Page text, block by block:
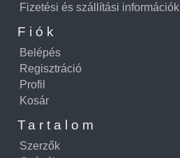
Fizetési és szállítási információk
Fiók
Belépés
Regisztráció
Profil
Kosár
Tartalom
Szerzők